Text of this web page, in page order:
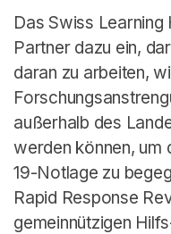
Datenschutz
Impressum
Mitglieder
Deutsch
Das Swiss Learning
Partner dazu ein,
daran zu arbeiten,
außerhalb des
werden können, um
19-Notlage zu
Rapid Response
gemeinnützigen